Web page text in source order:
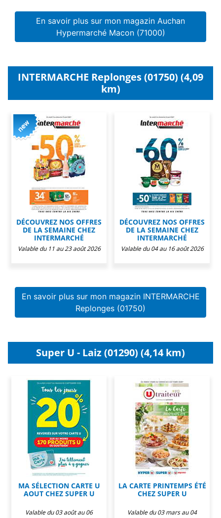
En savoir plus sur mon magazin Auchan
Hypermarché Macon (71000)
INTERMARCHE Replonges (01750) (4,09
km)
DÉCOUVREZ NOS OFFRES
DE LA SEMAINE CHEZ
INTERMARCHÉ
Valable du 11 au 23 août 2026
DÉCOUVREZ NOS OFFRES
DE LA SEMAINE CHEZ
INTERMARCHÉ
Valable du 04 au 16 août 2026
En savoir plus sur mon magazin INTERMARCHE
Replonges (01750)
Super U - Laiz (01290) (4,14 km)
MA SÉLECTION CARTE U
AOUT CHEZ SUPER U
Valable du 03 août au 06
LA CARTE PRINTEMPS ÉTÉ
CHEZ SUPER U
Valable du 03 mars au 04